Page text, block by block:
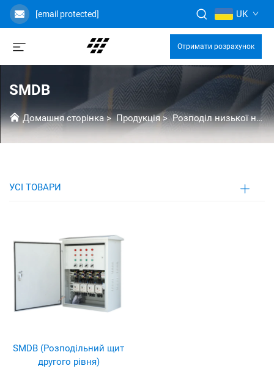
[email protected] UK
Отримати розрахунок
SMDB
Домашня сторінка>Продукція>Розподіл низької напруги
УСІ ТОВАРИ
SMDB (Розподільний щит
другого рівня)